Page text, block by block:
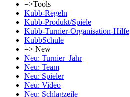
=>Tools
Kubb-Regeln
Kubb-Produkt/Spiele
Kubb-Turnier-Organisation-Hilfe
KubbSchule
=> New
Neu: Turnier_Jahr
Neu: Team
Neu: Spieler
Neu: Video
Neu: Schlagzeile